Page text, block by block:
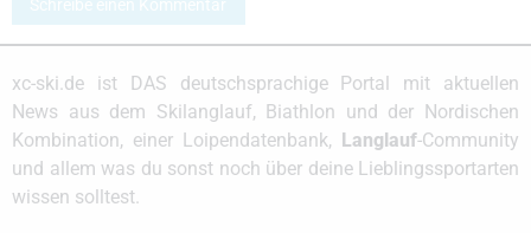
Schreibe einen Kommentar
xc-ski.de ist DAS deutschsprachige Portal mit aktuellen
News aus dem Skilanglauf, Biathlon und der Nordischen
Kombination, einer Loipendatenbank, Langlauf-Community
und allem was du sonst noch über deine Lieblingssportarten
wissen solltest.